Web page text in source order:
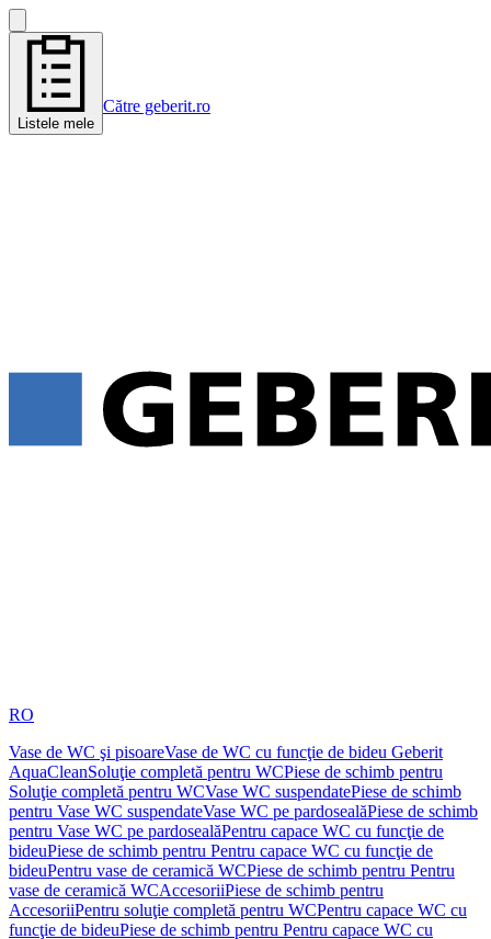
Listele mele
Către geberit.ro
RO
Vase de WC şi pisoareVase de WC cu funcţie de bideu Geberit
AquaCleanSoluţie completă pentru WCPiese de schimb pentru
Soluţie completă pentru WCVase WC suspendatePiese de schimb
pentru Vase WC suspendateVase WC pe pardosealăPiese de schimb
pentru Vase WC pe pardosealăPentru capace WC cu funcţie de
bideuPiese de schimb pentru Pentru capace WC cu funcţie de
bideuPentru vase de ceramică WCPiese de schimb pentru Pentru
vase de ceramică WCAccesoriiPiese de schimb pentru
AccesoriiPentru soluţie completă pentru WCPentru capace WC cu
funcţie de bideuPiese de schimb pentru Pentru capace WC cu